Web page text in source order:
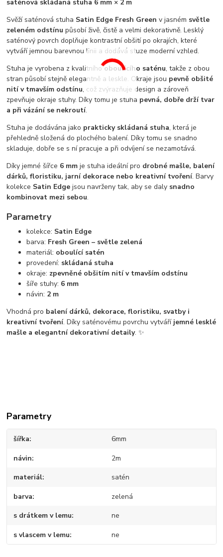
saténová skládaná stuha 6 mm × 2 m
Svěží saténová stuha Satin Edge Fresh Green v jasném světle
zeleném odstínu působí živě, čistě a velmi dekorativně. Lesklý
saténový povrch doplňuje kontrastní obšití po okrajích, které
vytváří jemnou barevnou linii a dodává stuze moderní vzhled.
Stuha je vyrobena z kvalitníhooboulícího saténu, takže z obou
stran působí stejně elegantně a leskle. Okraje jsou pevně obšité
nití v tmavším odstínu, což zvýrazňuje design a zároveň
zpevňuje okraje stuhy. Díky tomu je stuha pevná, dobře drží tvar
a při vázání se nekroutí.
Stuha je dodávána jako prakticky skládaná stuha, která je
přehledně složená do plochého balení. Díky tomu se snadno
skladuje, dobře se s ní pracuje a při odvíjení se nezamotává.
Díky jemné šířce 6 mm je stuha ideální pro drobné mašle, balení
dárků, floristiku, jarní dekorace nebo kreativní tvoření. Barvy
kolekce Satin Edge jsou navrženy tak, aby se daly snadno
kombinovat mezi sebou.
Parametry
kolekce: Satin Edge
barva: Fresh Green – světle zelená
materiál: oboulící satén
provedení: skládaná stuha
okraje: zpevněné obšitím nití v tmavším odstínu
šíře stuhy: 6 mm
návin: 2 m
Vhodná pro balení dárků, dekorace, floristiku, svatby i
kreativní tvoření. Díky saténovému povrchu vytváří jemné lesklé
mašle a elegantní dekorativní detaily. ✨
Parametry
šířka 6mm
návin 2m
materiál satén
barva zelená
s drátkem v lemu ne
s vlascem v lemu ne